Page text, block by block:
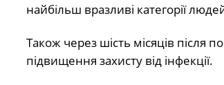
найбільш вразливі категорії
Також через шість місяців після
підвищення захисту від інфекції.